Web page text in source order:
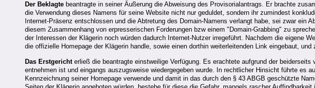
Der Beklagte beantragte in seiner Äußerung die Abweisung des Provisorialantrags. Er brachte
die Verwendung dieses Namens für seine Website nicht nur geduldet, sondern ihr zumindest
Internet-Präsenz entschlossen und die Abtretung des Domain-Namens verlangt habe, sei zwar
diesem Zusammenhang von erpresserischen Forderungen bzw einem "Domain-Grabbing" zu
der Interessen der Klägerin noch würden dadurch Internet-Nutzer irregeführt. Nachdem die eigene
die offizielle Homepage der Klägerin handle, sowie einen dorthin weiterleitenden Link eingebaut,
Das Erstgericht erließ die beantragte einstweilige Verfügung. Es erachtete aufgrund der
entnehmen ist und eingangs auszugsweise wiedergegeben wurde. In rechtlicher Hinsicht führte
Kennzeichnung seiner Homepage verwende und damit in das durch den § 43 ABGB geschützte